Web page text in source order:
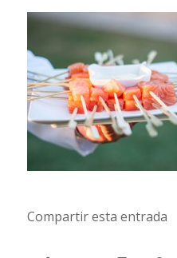
Compartir esta entrada